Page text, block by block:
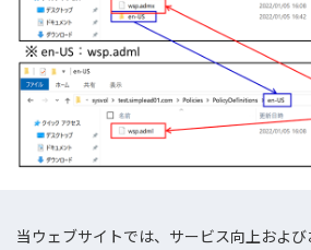
当ウェブサイトでは、サービス向上およ
手順3：WSP用GPOを設定す